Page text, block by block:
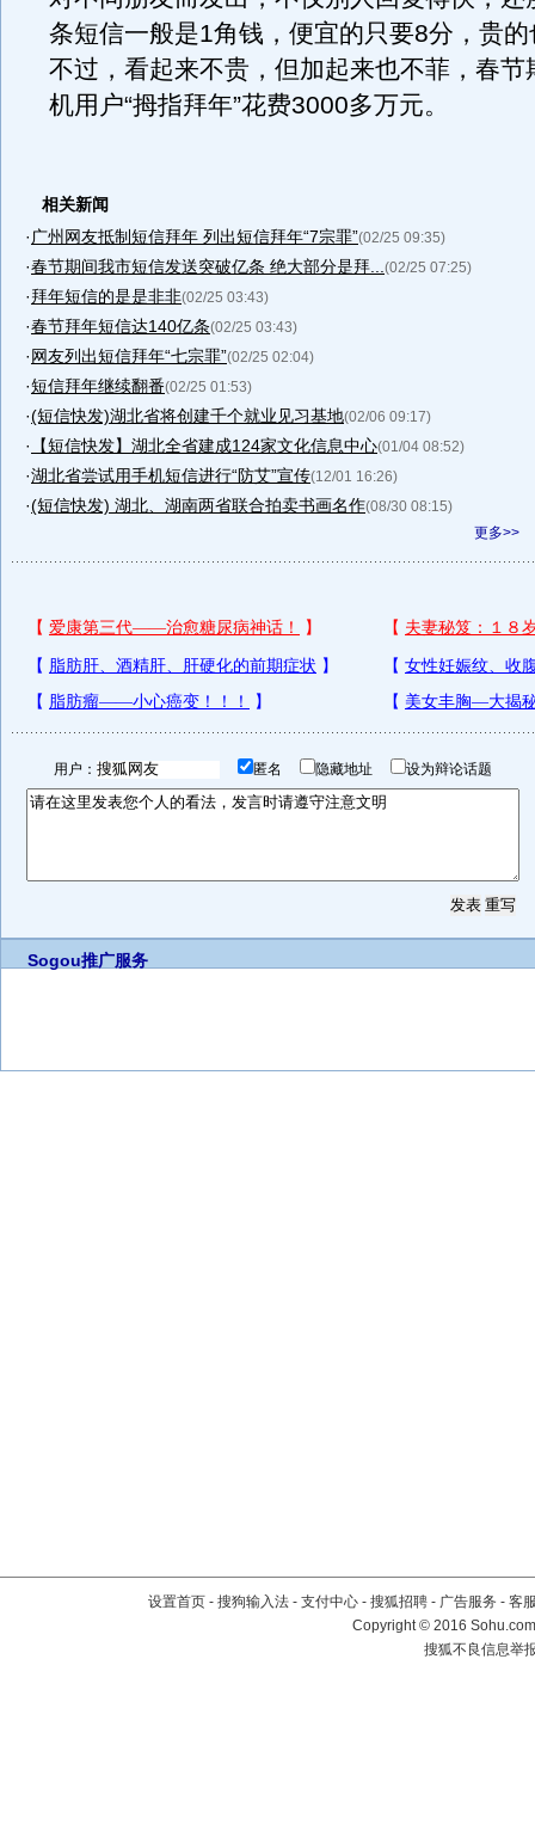
条短信一般是1角钱，便宜的只要8分，贵
不过，看起来不贵，但加起来也不菲，春节
机用户“拇指拜年”花费3000多万元。
相关新闻
· 广州网友抵制短信拜年 列出短信拜年“7宗罪”(02/25 09:35)
·春节期间我市短信发送突破亿条 绝大部分是拜... (02/25 07:25)
·拜年短信的是是非非(02/25 03:43)
·春节拜年短信达140亿条(02/25 03:43)
·网友列出短信拜年“七宗罪”(02/25 02:04)
·短信拜年继续翻番(02/25 01:53)
·(短信快发)湖北省将创建千个就业见习基地(02/06 09:17)
· 【短信快发】湖北全省建成124家文化信息中心(01/04 08:52)
·湖北省尝试用手机短信进行“防艾”宣传(12/01 16:26)
·(短信快发) 湖北、湖南两省联合拍卖书画名作(08/30 08:15)
更多>>
用户： 匿名 隐藏地址 设为辩论话题
Sogou推广服务
设置首页 - 搜狗输入法 - 支付中心 - 搜狐招聘 - 广告服务 - 客
Copyright©2016
搜狐不良信息举